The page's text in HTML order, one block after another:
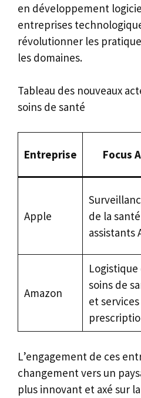
en développement
entreprises
révolutionner les
les domaines.
Tableau des nouveaux
soins de santé
Entreprise Focus
Apple
de la
assistants
Amazon
Logistique
soins de
et
L’engagement de ces
changement vers un
plus innovant et axé sur